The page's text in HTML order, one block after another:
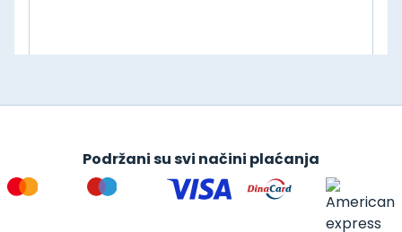
Podržani su svi načini plaćanja